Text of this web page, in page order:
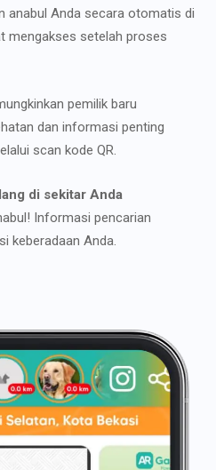
anabul Anda secara otomatis di
mengakses setelah proses
pemilik baru
dan informasi penting
scan kode QR.
di sekitar Anda
Informasi pencarian
keberadaan Anda.